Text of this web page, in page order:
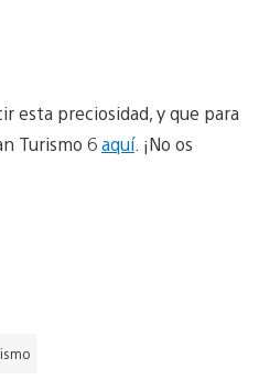
esta preciosidad, y que para
Turismo 6aquí. ¡No os